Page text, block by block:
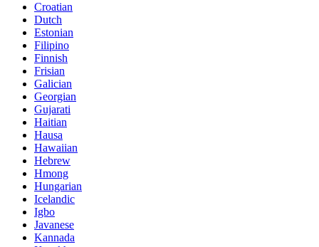
Croatian
Dutch
Estonian
Filipino
Finnish
Frisian
Galician
Georgian
Gujarati
Haitian
Hausa
Hawaiian
Hebrew
Hmong
Hungarian
Icelandic
Igbo
Javanese
Kannada